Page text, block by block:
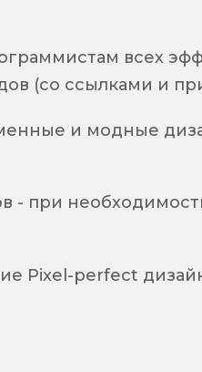
всех
(со ссылками и
и модные
- при
Pixel-perfect